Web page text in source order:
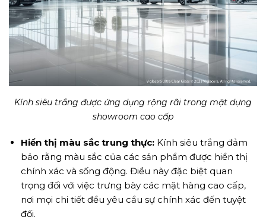
Kính siêu trắng được ứng dụng rộng rãi trong mặt dựng
showroom cao cấp
Hiển thị màu sắc trung thực: Kính siêu trắng đảm
bảo rằng màu sắc của các sản phẩm được hiển thị
chính xác và sống động. Điều này đặc biệt quan
trọng đối với việc trưng bày các mặt hàng cao cấp,
nơi mọi chi tiết đều yêu cầu sự chính xác đến tuyệt
đối.